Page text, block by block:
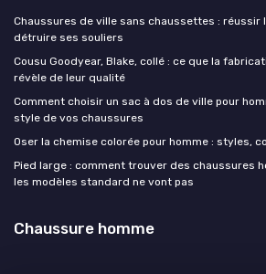
Chaussures de ville sans chaussettes : réussir
détruire ses souliers
Cousu Goodyear, Blake, collé : ce que la
révèle de leur qualité
Comment choisir un sac à dos de ville pour
style de vos chaussures
Oser la chemise colorée pour homme : styles,
Pied large : comment trouver des chaussures
les modèles standard ne vont pas
Chaussure homme